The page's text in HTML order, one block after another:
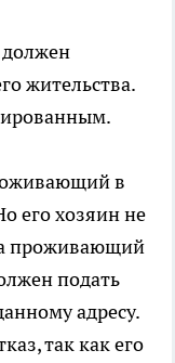
жительства.
в
его хозяин не
проживающий
подать
адресу.
так как его